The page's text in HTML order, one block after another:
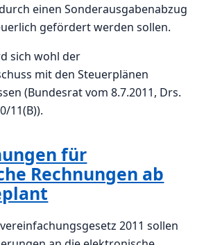
einen Sonderausgabenabzug
gefördert werden sollen.
sich wohl der
mit den Steuerplänen
(Bundesrat vom 8.7.2011, Drs.
11(B)).
für
Rechnungen ab
2011 sollen